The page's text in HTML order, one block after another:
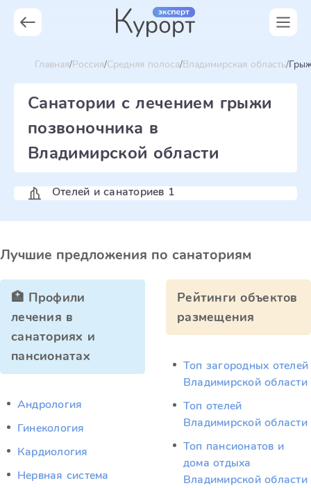
Главная Россия Средняя полоса Владимирская область
Санатории с лечением грыжи
позвоночника в
Владимирской области
Отелей и санаториев 1
Лучшие предложения по санаториям
🏥 Профили
лечения в
санаториях и
пансионатах
Андрология
Гинекология
Кардиология
Нервная система
Рейтинги объектов
размещения
Топ загородных отелей
Владимирской области
Топ отелей
Владимирской области
Топ пансионатов и
дома отдыха
Владимирской области